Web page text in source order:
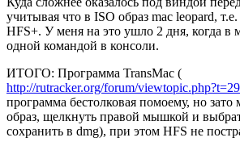
учитывая что в ISO образ mac leopard,
HFS+. У меня на это ушло 2 дня, когда в
одной командой в консоли.
ИТОГО: Программа TransMac (
http://rutracker.org/forum/
программа бестолковая помоему, но
образ, щелкнуть правой мышкой и
сохранить в dmg), при этом HFS не